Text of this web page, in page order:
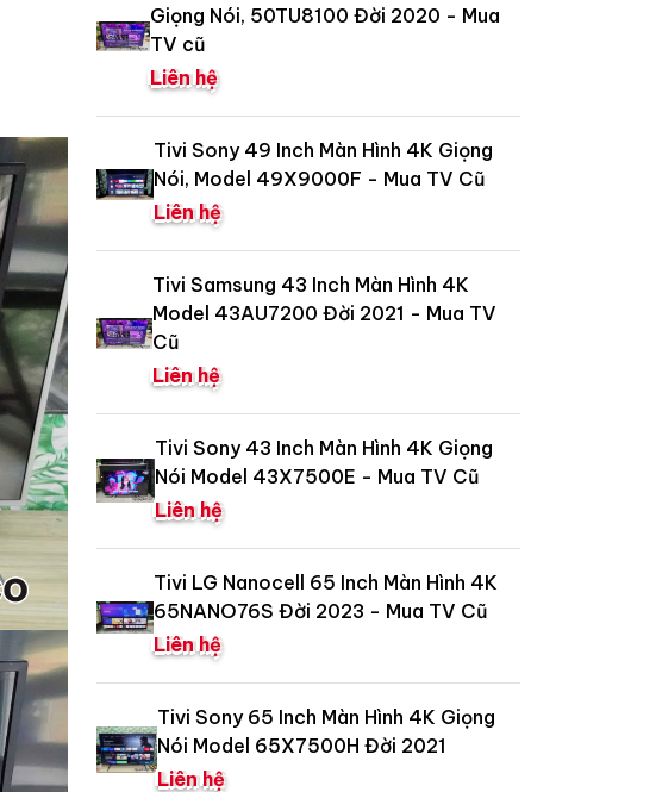
Giọng Nói, 50TU8100 Đời 2020 - Mua
TV cũ
Liên hệ
Tivi Sony 49 Inch Màn Hình 4K Giọng
Nói, Model 49X9000F - Mua TV Cũ
Liên hệ
Tivi Samsung 43 Inch Màn Hình 4K
Model 43AU7200 Đời 2021 - Mua TV
Cũ
Liên hệ
Tivi Sony 43 Inch Màn Hình 4K Giọng
Nói Model 43X7500E - Mua TV Cũ
Liên hệ
Tivi LG Nanocell 65 Inch Màn Hình 4K
65NANO76S Đời 2023 - Mua TV Cũ
Liên hệ
Tivi Sony 65 Inch Màn Hình 4K Giọng
Nói Model 65X7500H Đời 2021
Liên hệ